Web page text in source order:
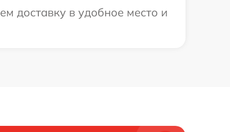
доставку в удобное место и